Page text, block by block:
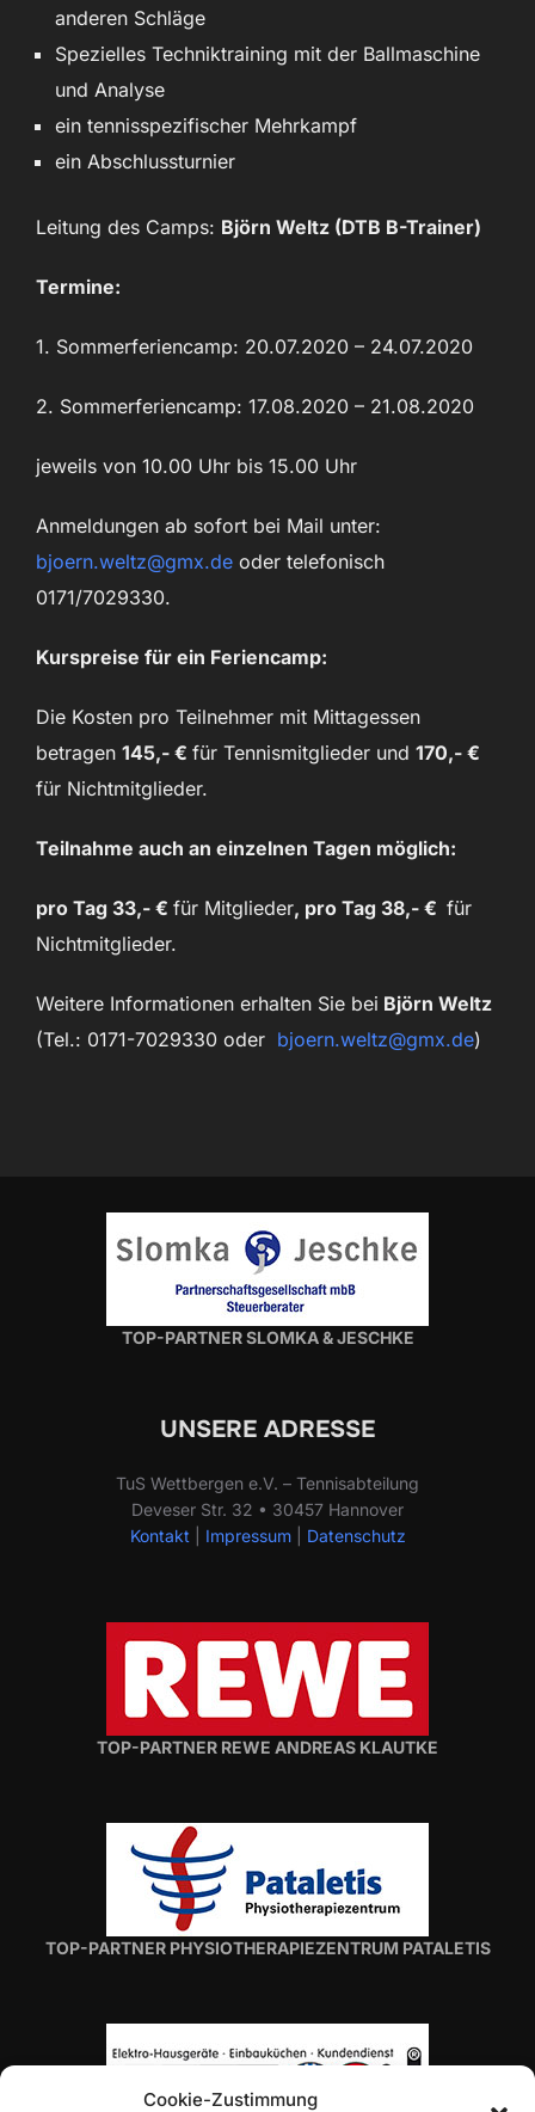
Cookie-Zustimmung
anderen Schläge
Spezielles Techniktraining mit der Ballmaschine
und Analyse
ein tennisspezifischer Mehrkampf
ein Abschlussturnier
Leitung des Camps: Björn Weltz (DTB B-Trainer)
Termine:
1. Sommerferiencamp: 20.07.2020 – 24.07.2020
2. Sommerferiencamp: 17.08.2020 – 21.08.2020
jeweils von 10.00 Uhr bis 15.00 Uhr
Anmeldungen ab sofort bei Mail unter:
bjoern.weltz@gmx.de oder telefonisch
0171/7029330.
Kurspreise für ein Feriencamp:
Die Kosten pro Teilnehmer mit Mittagessen
betragen 145,- € für Tennismitglieder und 170,- €
für Nichtmitglieder.
Teilnahme auch an einzelnen Tagen möglich:
pro Tag 33,- € für Mitglieder, pro Tag 38,- € für
Nichtmitglieder.
Weitere Informationen erhalten Sie bei Björn Weltz
(Tel.: 0171-7029330 oder bjoern.weltz@gmx.de)
TOP-PARTNER SLOMKA & JESCHKE
UNSERE ADRESSE
TuS Wettbergen e.V. – Tennisabteilung
Deveser Str. 32 • 30457 Hannover
Kontakt
Impressum| Datenschutz
TOP-PARTNER REWE ANDREAS KLAUTKE
TOP-PARTNER PHYSIOTHERAPIEZENTRUM PATALETIS